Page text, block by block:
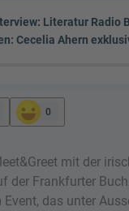
Literatur Radio
Cecelia Ahern
0
mit der
der Frankfurter
Event, das unter